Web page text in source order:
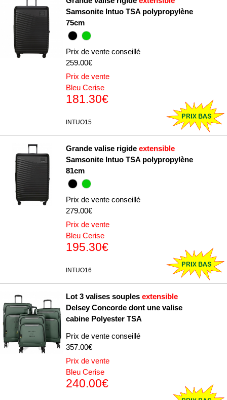
Samsonite Intuo TSA polypropylène
75cm
Prix de vente conseillé
259.00€
Prix de vente
Bleu Cerise
181.30€
INTUO15
Grande valise rigide extensible
Samsonite Intuo TSA polypropylène
81cm
Prix de vente conseillé
279.00€
Prix de vente
Bleu Cerise
195.30€
INTUO16
Lot 3 valises souples extensible
Delsey Concorde dont une valise
cabine Polyester TSA
Prix de vente conseillé
357.00€
Prix de vente
Bleu Cerise
240.00€